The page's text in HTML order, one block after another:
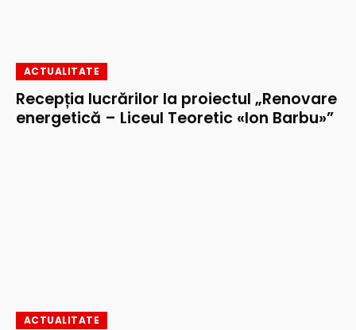
ACTUALITATE
Recepția lucrărilor la proiectul „Renovare
energetică – Liceul Teoretic «Ion Barbu»”
ACTUALITATE